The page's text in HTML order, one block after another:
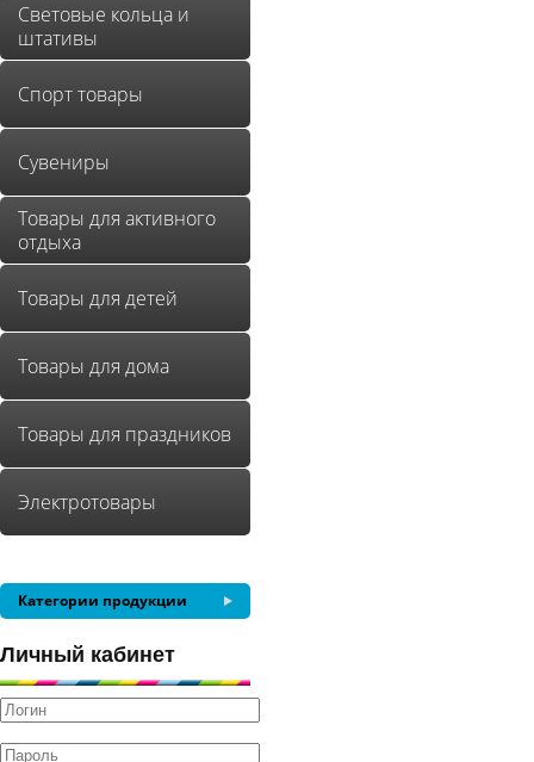
Световые кольца и
штативы
Спорт товары
Сувениры
Товары для активного
отдыха
Товары для детей
Товары для дома
Товары для праздников
Электротовары
Категории продукции
Личный кабинет